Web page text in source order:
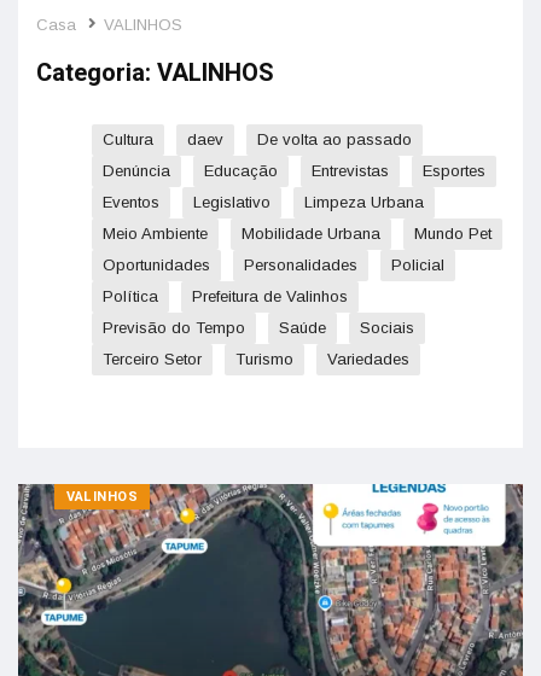
Casa VALINHOS
Categoria: VALINHOS
Cultura daev
De volta ao passado
Denúncia
Educação Entrevistas
Esportes
Eventos
Legislativo
Limpeza Urbana
Meio Ambiente
Mobilidade Urbana
Mundo Pet
Oportunidades
Personalidades
Policial
Política
Prefeitura de Valinhos
Previsão do Tempo
Saúde
Sociais
Terceiro Setor
Turismo Variedades
VALINHOS